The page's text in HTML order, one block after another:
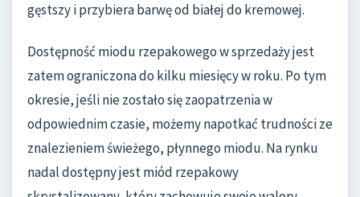
gęstszy i przybiera barwę od białej do kremowej.
Dostępność miodu rzepakowego w sprzedaży jest
zatem ograniczona do kilku miesięcy w roku. Po tym
okresie, jeśli nie zostało się zaopatrzenia w
odpowiednim czasie, możemy napotkać trudności ze
znalezieniem świeżego, płynnego miodu. Na rynku
nadal dostępny jest miód rzepakowy